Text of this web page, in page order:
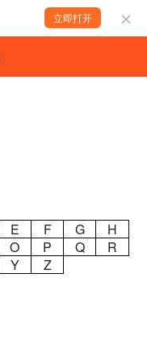
立即打开
E F G
H
O P Q
R
Y
Z